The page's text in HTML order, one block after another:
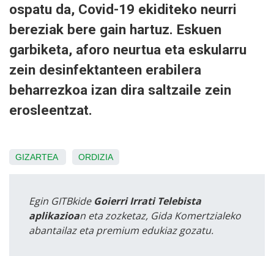
ospatu da, Covid-19 ekiditeko neurri
bereziak bere gain hartuz. Eskuen
garbiketa, aforo neurtua eta eskularru
zein desinfektanteen erabilera
beharrezkoa izan dira saltzaile zein
erosleentzat.
GIZARTEA ORDIZIA
Egin GITBkide Goierri Irrati Telebista
aplikazioan eta zozketaz, Gida Komertzialeko
abantailaz eta premium edukiaz gozatu.